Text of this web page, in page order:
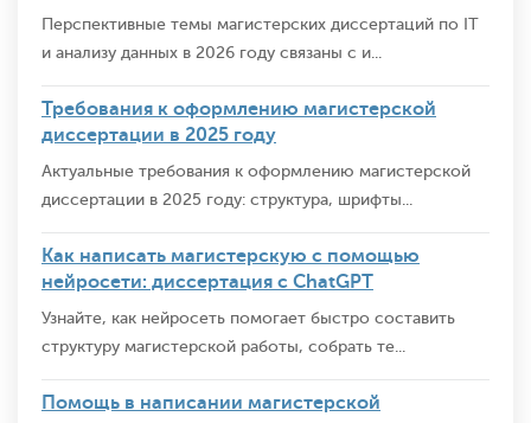
Перспективные темы магистерских диссертаций по IT
и анализу данных в 2026 году связаны с и...
Требования к оформлению магистерской
диссертации в 2025 году
Актуальные требования к оформлению магистерской
диссертации в 2025 году: структура, шрифты...
Как написать магистерскую с помощью
нейросети: диссертация с ChatGPT
Узнайте, как нейросеть помогает быстро составить
структуру магистерской работы, собрать те...
Помощь в написании магистерской